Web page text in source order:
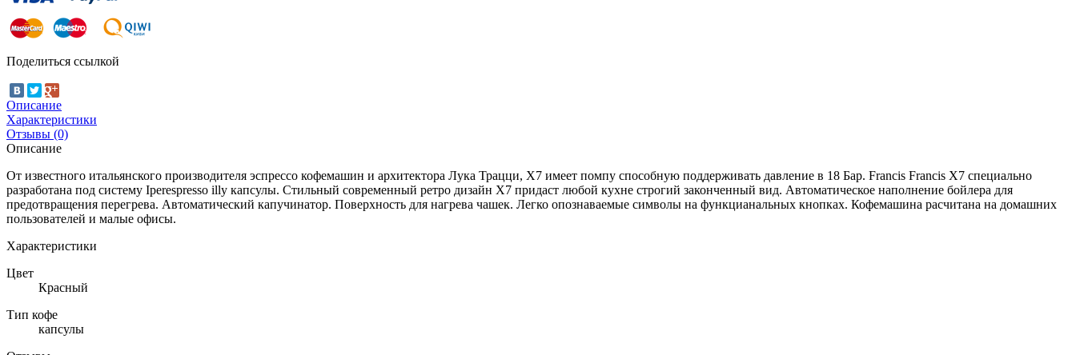
Поделиться ссылкой
Описание
Характеристики
Отзывы (0)
Описание
От известного итальянского производителя эспрессо кофемашин и архитектора Лука Трацци, X7 имеет помпу способную поддерживать давление в 18 Бар. Francis Francis X7 специально
разработана под систему Iperespresso illy капсулы. Стильный современный ретро дизайн X7 придаст любой кухне строгий законченный вид. Автоматическое наполнение бойлера для
предотвращения перегрева. Автоматический капучинатор. Поверхность для нагрева чашек. Легко опознаваемые символы на функцианальных кнопках. Кофемашина расчитана на домашних
пользователей и малые офисы.
Характеристики
Цвет
Красный
Тип кофе
капсулы